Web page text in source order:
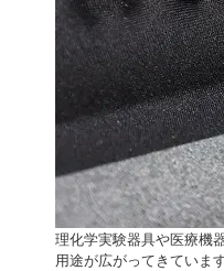
理化学実験器具や医療機
用途が広がってきていま